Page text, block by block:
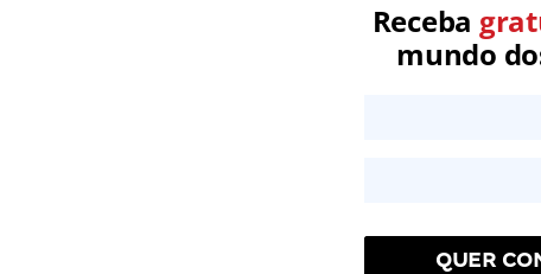
Receba
mundo
QUER